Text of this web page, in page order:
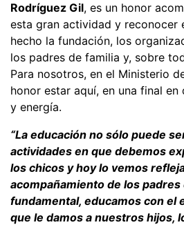
Rodríguez Gil, es un honor
esta gran actividad y reconocer
hecho la fundación, los
los padres de familia y, sobre
Para nosotros, en el Ministerio
honor estar aquí, en una final
y energía.
“La educación no sólo puede
actividades en que debemos
los chicos y hoy lo vemos
acompañamiento de los padres
fundamental, educamos con el
que le damos a nuestros hijos,